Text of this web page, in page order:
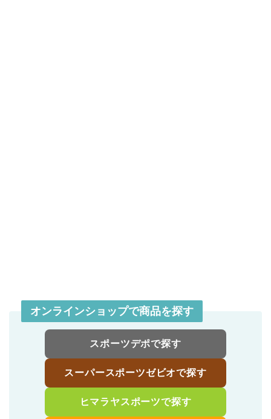
オンラインショップで商品を探す
スポーツデポで探す
スーパースポーツゼビオで探す
ヒマラヤスポーツで探す